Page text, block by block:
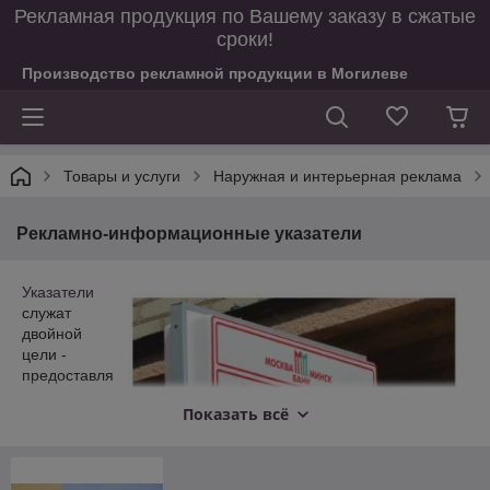
Рекламная продукция по Вашему заказу в сжатые
сроки!
Производство рекламной продукции в Могилеве
Товары и услуги Наружная и интерьерная реклама
Рекламно-информационные указатели
Указатели
служат
двойной
цели -
предоставля
Показать всё